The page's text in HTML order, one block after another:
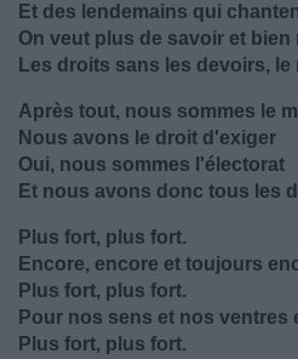
Et des lendemains qui
On veut plus de savoir et bien
Les droits sans les devoirs,
Après tout, nous sommes le
Nous avons le droit d'exiger
Oui, nous sommes l'électorat
Et nous avons donc tous les
Plus fort, plus fort.
Encore, encore et toujours
Plus fort, plus fort.
Pour nos sens et nos ventres
Plus fort, plus fort.